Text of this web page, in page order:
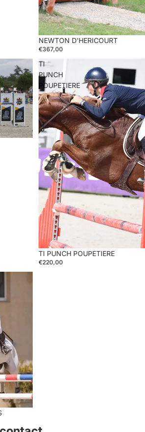
NEWTON D'HERICOURT
€367,00
TI
PUNCH
POUPETIERE
TI PUNCH POUPETIERE
€220,00